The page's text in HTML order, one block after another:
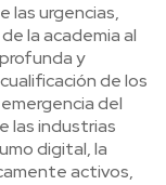
las urgencias,
la academia al
y
de los
del
las industrias
digital, la
activos,